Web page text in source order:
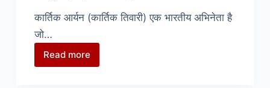
कार्तिक आर्यन (कार्तिक तिवारी) एक भारतीय अभिनेता है
जो…
Read more
कार्तिक